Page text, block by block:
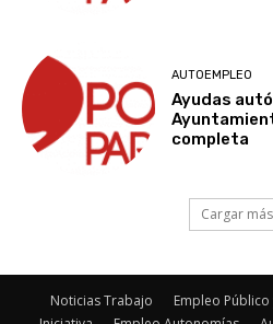
AUTOEMPLEO
Ayudas
completa
Cargar más
Noticias Trabajo Empleo